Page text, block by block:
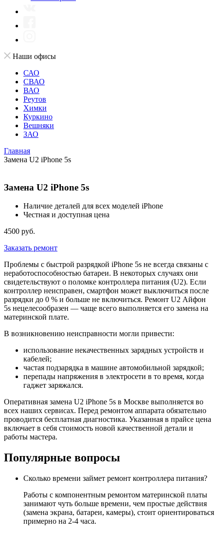
Наши офисы
САО
СВАО
ВАО
Реутов
Химки
Куркино
Вешняки
ЗАО
Главная
Замена U2 iPhone 5s
Замена U2 iPhone 5s
Наличие деталей для всех моделей iPhone
Честная и доступная цена
4500 руб.
Заказать ремонт
Проблемы с быстрой разрядкой iPhone 5s не всегда связаны с
неработоспособностью батареи. В некоторых случаях они
свидетельствуют о поломке контроллера питания (U2). Если
контроллер неисправен, смартфон может выключиться после
разрядки до 0 % и больше не включиться. Ремонт U2 Айфон
5s нецелесообразен — чаще всего выполняется его замена на
материнской плате.
В возникновению неисправности могли привести:
использование некачественных зарядных устройств и
кабелей;
частая подзарядка в машине автомобильной зарядкой;
перепады напряжения в электросети в то время, когда
гаджет заряжался.
Оперативная замена U2 iPhone 5s в Москве выполняется во
всех наших сервисах. Перед ремонтом аппарата обязательно
проводится бесплатная диагностика. Указанная в прайсе цена
включает в себя стоимость новой качественной детали и
работы мастера.
Популярные вопросы
Сколько времени займет ремонт контроллера питания?
Работы с компонентным ремонтом материнской платы
занимают чуть больше времени, чем простые действия
(замена экрана, батареи, камеры), стоит ориентироваться
примерно на 2-4 часа.